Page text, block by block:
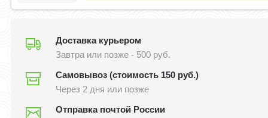
Доставка курьером
Завтра или позже - 500 руб.
Самовывоз (стоимость 150 руб.)
Через 2 дня или позже
Отправка почтой России